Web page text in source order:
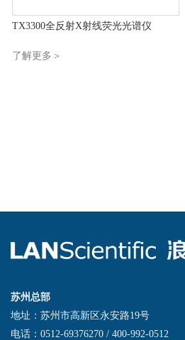
TX3300全反射X射线荧光光谱仪
了解更多＞
苏州总部
地址：苏州市高新区永安路19号
电话：0512-69376270 / 400-992-0512